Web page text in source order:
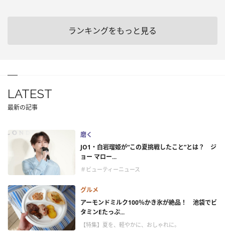
ランキングをもっと見る
LATEST
最新の記事
磨く
JO1・白岩瑠姫が“この夏挑戦したこと”とは？ ジ
ョー マロー...
＃ビューティーニュース
グルメ
アーモンドミルク100％かき氷が絶品！ 池袋でビ
タミンEたっぷ...
【特集】夏を、軽やかに、おしゃれに。